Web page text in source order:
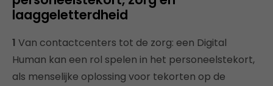
laaggeletterdheid
1 Van contactcenters tot de zorg: een Digital
Human kan een rol spelen in het personeelstekort,
als menselijke oplossing voor tekorten op de